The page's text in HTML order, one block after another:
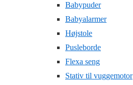
Babypuder
Babyalarmer
Højstole
Pusleborde
Flexa seng
Stativ til vuggemotor